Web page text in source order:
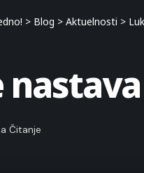
> Blog > Aktuelnosti >
Čitanje